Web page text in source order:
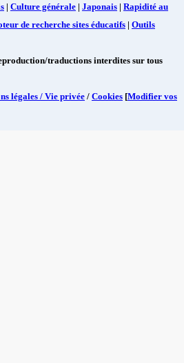
| Culture générale | Japonais | Rapidité au
de recherche sites éducatifs | Outils
traductions interdites sur tous
légales / Vie privée / Cookies [Modifier vos